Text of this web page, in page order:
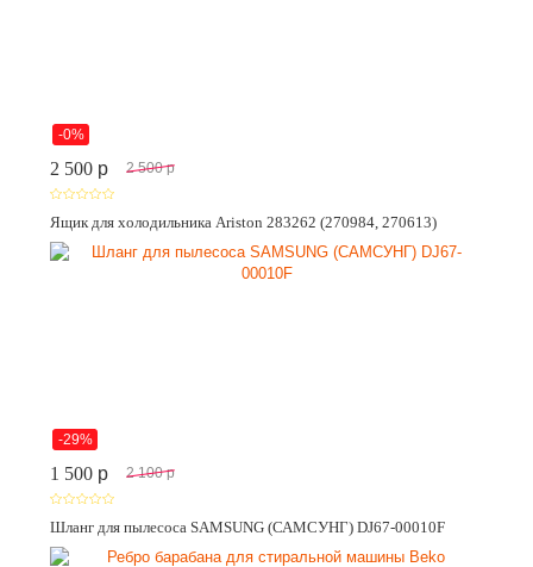
-0%
2 500 p 2 500 p
Ящик для холодильника Ariston 283262 (270984, 270613)
-29%
1 500 p 2 100 p
Шланг для пылесоса SAMSUNG (САМСУНГ) DJ67-00010F